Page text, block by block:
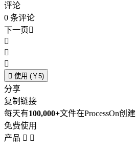
评论
0 条评论
下一页



 使用 (￥5)
分享
复制链接
每天有100,000+文件在ProcessOn创建
免费使用
产品  